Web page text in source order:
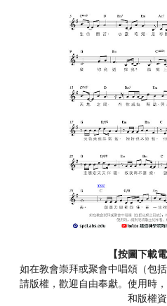
【按圖下載
如在教會崇拜或聚會中唱頌（包
請版權，歡迎自由奉獻。使用時
和版權資